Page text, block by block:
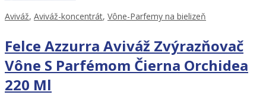
Aviváž, Aviváž-koncentrát, Vône-Parfemy na bielizeň
Felce Azzurra Aviváž Zvýrazňovač
Vône S Parfémom Čierna Orchidea
220 Ml